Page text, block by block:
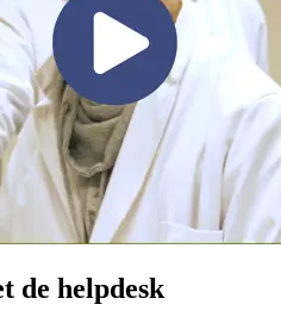
de helpdesk